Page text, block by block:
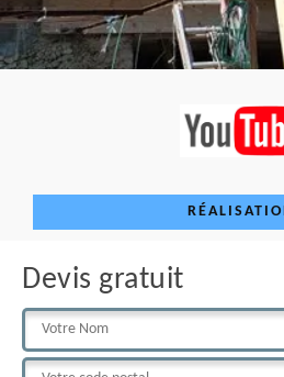
Devis gratuit